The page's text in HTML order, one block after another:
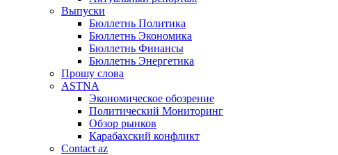
Выпуски
Бюллетнь Политика
Бюллетнь Экономика
Бюллетнь Финансы
Бюллетнь Энергетика
Прошу слова
ASTNA
Экономическое обозрение
Политический Мониторинг
Обзор рынков
Карабахский конфликт
Contact az